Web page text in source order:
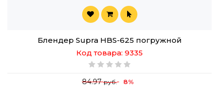
Блендер Supra HBS-625 погружной
Код товара: 9335
84.97руб. 8%